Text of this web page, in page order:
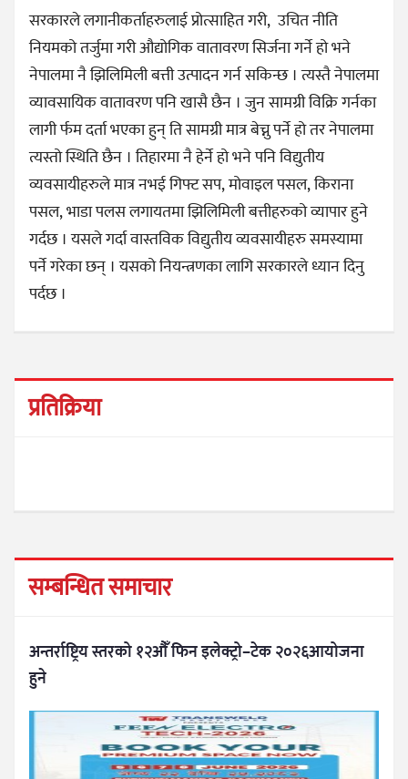
सरकारले लगानीकर्ताहरुलाई प्रोत्साहित गरी, उचित नीति
नियमको तर्जुमा गरी औद्योगिक वातावरण सिर्जना गर्ने हो भने
नेपालमा नै झिलिमिली बत्ती उत्पादन गर्न सकिन्छ । त्यस्तै नेपालमा
व्यावसायिक वातावरण पनि खासै छैन । जुन सामग्री विक्रि गर्नका
लागी र्फम दर्ता भएका हुन् ति सामग्री मात्र बेच्नु पर्ने हो तर नेपालमा
त्यस्तो स्थिति छैन । तिहारमा नै हेर्ने हो भने पनि विद्युतीय
व्यवसायीहरुले मात्र नभई गिफ्ट सप, मोवाइल पसल, किराना
पसल, भाडा पलस लगायतमा झिलिमिली बत्तीहरुको व्यापार हुने
गर्दछ । यसले गर्दा वास्तविक विद्युतीय व्यवसायीहरु समस्यामा
पर्ने गरेका छन् । यसको नियन्त्रणका लागि सरकारले ध्यान दिनु
पर्दछ ।
प्रतिक्रिया
सम्बन्धित समाचार
अन्तर्राष्ट्रिय स्तरको १२औँ फिन इलेक्ट्रो–टेक २०२६आयोजना
हुने